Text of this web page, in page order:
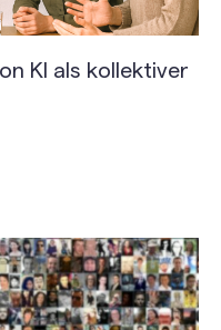
KI als kollektiver